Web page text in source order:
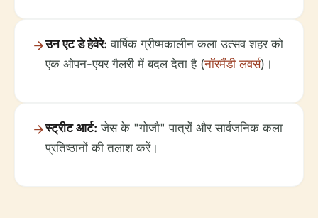
उन एट डे हेवेरे: वार्षिक ग्रीष्मकालीन कला उत्सव शहर को
एक ओपन-एयर गैलरी में बदल देता है (नॉरमैंडी लवर्स)।
स्ट्रीट आर्ट: जेस के "गोजौ" पात्रों और सार्वजनिक कला
प्रतिष्ठानों की तलाश करें।